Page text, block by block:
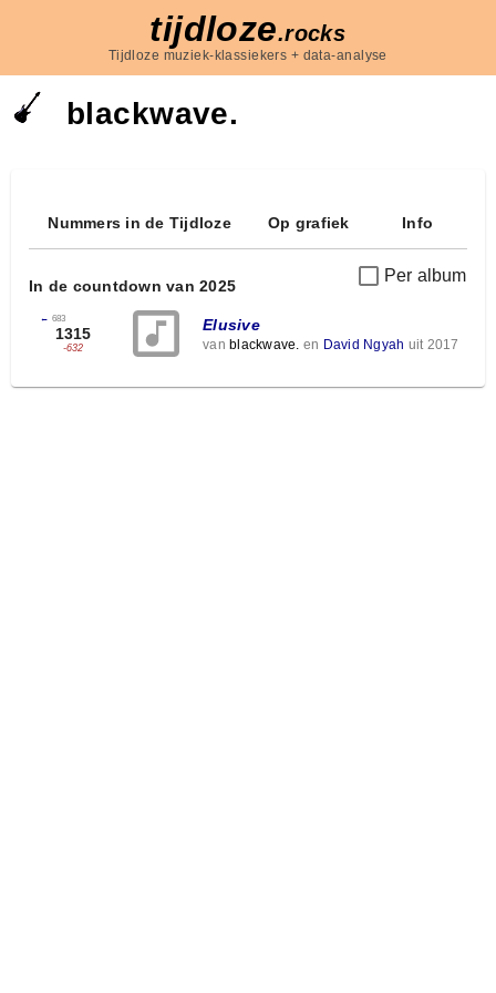
tijdloze.rocks
Tijdloze muziek-klassiekers + data-analyse
blackwave.
Nummers in de Tijdloze Op grafiek Info
Per album
In de countdown van 2025
← 683
1315
-632
Elusive
van blackwave. en David Ngyah uit 2017